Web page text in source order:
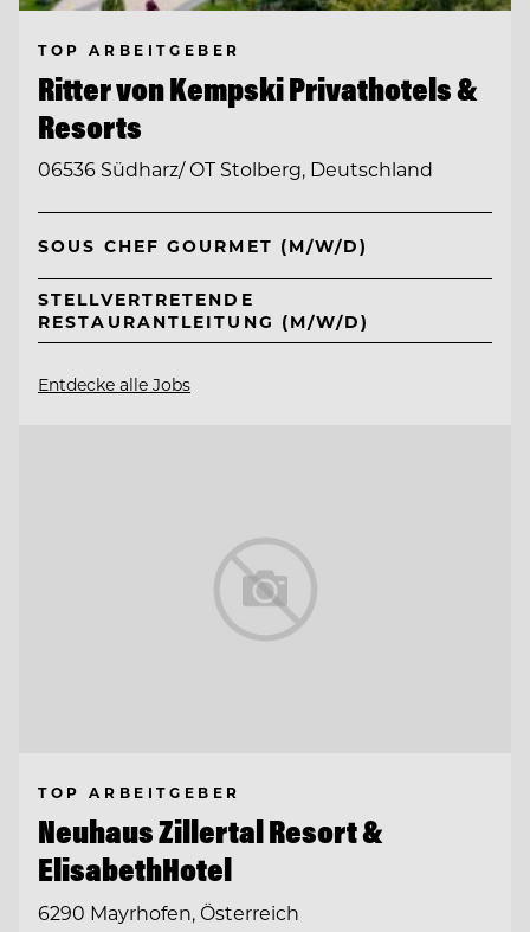
TOP ARBEITGEBER
Ritter von Kempski Privathotels &
Resorts
06536 Südharz/ OT Stolberg, Deutschland
SOUS CHEF GOURMET (M/W/D)
STELLVERTRETENDE
RESTAURANTLEITUNG (M/W/D)
Entdecke alle Jobs
TOP ARBEITGEBER
Neuhaus Zillertal Resort &
ElisabethHotel
6290 Mayrhofen, Österreich